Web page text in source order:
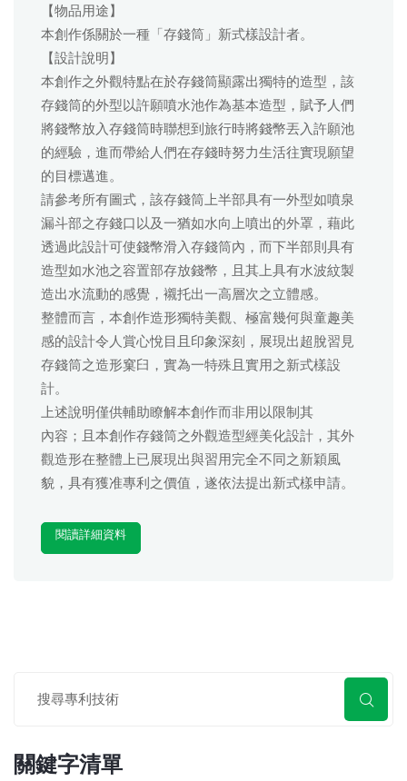
【物品用途】
本創作係關於一種「存錢筒」新式樣設計者。
【設計說明】
本創作之外觀特點在於存錢筒顯露出獨特的造型，該
存錢筒的外型以許願噴水池作為基本造型，賦予人們
將錢幣放入存錢筒時聯想到旅行時將錢幣丟入許願池
的經驗，進而帶給人們在存錢時努力生活往實現願望
的目標邁進。
請參考所有圖式，該存錢筒上半部具有一外型如噴泉
漏斗部之存錢口以及一猶如水向上噴出的外罩，藉此
透過此設計可使錢幣滑入存錢筒內，而下半部則具有
造型如水池之容置部存放錢幣，且其上具有水波紋製
造出水流動的感覺，襯托出一高層次之立體感。
整體而言，本創作造形獨特美觀、極富幾何與童趣美
感的設計令人賞心悅目且印象深刻，展現出超脫習見
存錢筒之造形窠臼，實為一特殊且實用之新式樣設
計。
上述說明僅供輔助瞭解本創作而非用以限制其
內容；且本創作存錢筒之外觀造型經美化設計，其外
觀造形在整體上已展現出與習用完全不同之新穎風
貌，具有獲准專利之價值，遂依法提出新式樣申請。
閱讀詳細資料
關鍵字清單